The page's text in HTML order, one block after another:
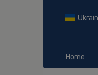
Ukrain
Home